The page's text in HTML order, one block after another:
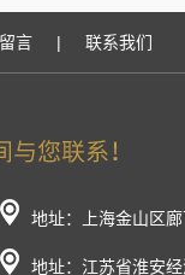
言 | 联系我们
地址：上海金山区
地址：江苏省淮安